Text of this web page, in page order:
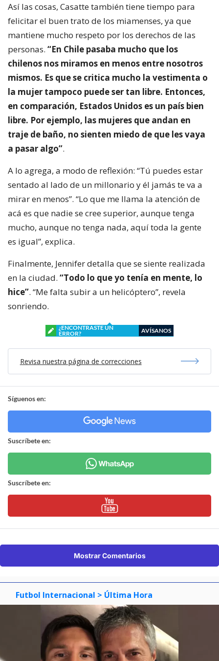
Así las cosas, Casatte también tiene tiempo para
felicitar el buen trato de los miamenses, ya que
mantiene mucho respeto por los derechos de las
personas. “En Chile pasaba mucho que los
chilenos nos miramos en menos entre nosotros
mismos. Es que se critica mucho la vestimenta o
la mujer tampoco puede ser tan libre. Entonces,
en comparación, Estados Unidos es un país bien
libre. Por ejemplo, las mujeres que andan en
traje de baño, no sienten miedo de que les vaya
a pasar algo”.
A lo agrega, a modo de reflexión: “Tú puedes estar
sentado al lado de un millonario y él jamás te va a
mirar en menos”. “Lo que me llama la atención de
acá es que nadie se cree superior, aunque tenga
mucho, aunque no tenga nada, aquí toda la gente
es igual”, explica.
Finalmente, Jennifer detalla que se siente realizada
en la ciudad. “Todo lo que yo tenía en mente, lo
hice”. “Me falta subir a un helicóptero”, revela
sonriendo.
¿ENCONTRASTE UN
ERROR?
AVÍSANOS
Revisa nuestra página de correcciones
Síguenos en:
Suscríbete en:
Suscríbete en:
Mostrar Comentarios
Futbol Internacional > Última Hora